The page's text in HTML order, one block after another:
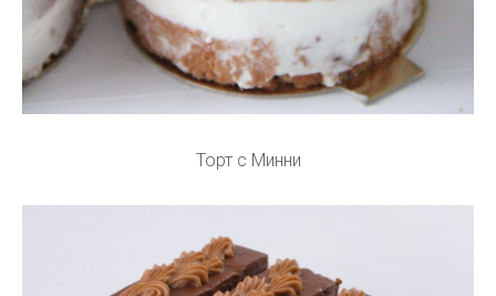
Торт с Минни